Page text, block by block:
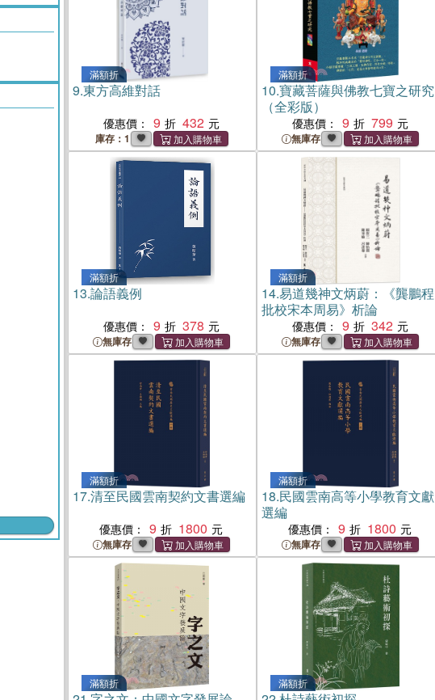
滿額折
9.東方高維對話
優惠價： 9 432
庫存：1
滿額折
10.寶藏菩薩與佛教七寶之研究
（全彩版）
優惠價： 9 799
無庫存
滿額折
13.論語義例
優惠價： 9 378
無庫存
滿額折
14.易道幾神文炳蔚：《龔鵬程
批校宋本周易》析論
優惠價： 9 342
無庫存
滿額折
17.清至民國雲南契約文書選編
優惠價： 9 1800
無庫存
滿額折
18.民國雲南高等小學教育文獻
選編
優惠價： 9 1800
無庫存
滿額折 滿額折